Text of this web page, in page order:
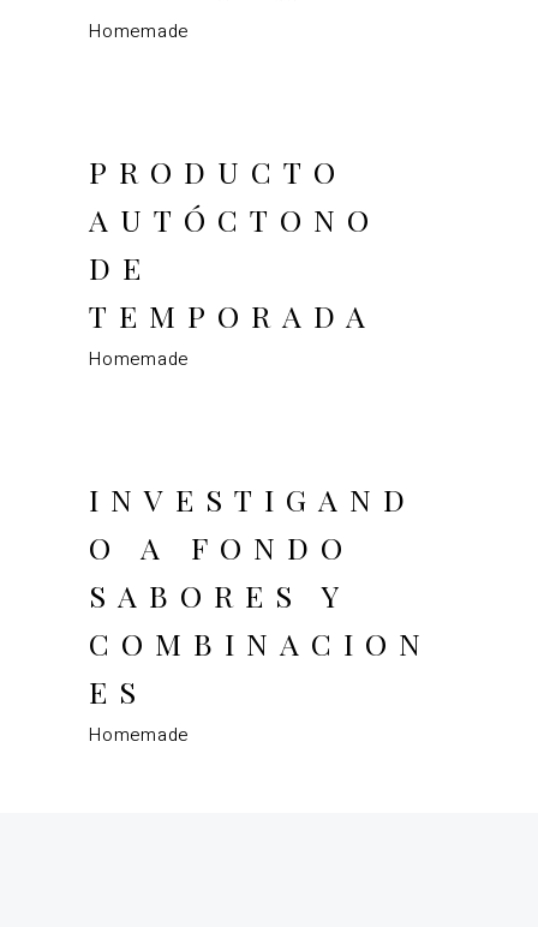
Homemade
PRODUCTO
AUTÓCTONO
DE
TEMPORADA
Homemade
INVESTIGAND
O A FONDO
SABORES Y
COMBINACION
ES
Homemade